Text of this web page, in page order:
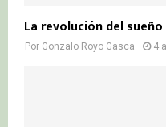
La revolución del sueño
Por Gonzalo Royo Gasca 4